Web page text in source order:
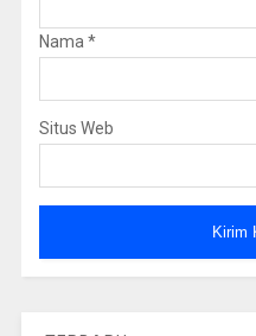
Nama *
Situs Web